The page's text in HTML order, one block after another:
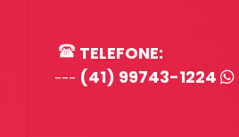
TELEFONE:
--- (41) 99743-1224